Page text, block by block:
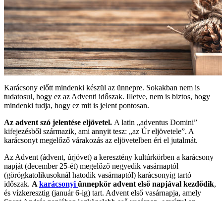
Karácsony előtt mindenki készül az ünnepre. Sokakban nem is
tudatosul, hogy ez az Adventi időszak. Illetve, nem is biztos, hogy
mindenki tudja, hogy ez mit is jelent pontosan.
Az advent szó jelentése eljövetel. A latin „adventus Domini”
kifejezésből származik, ami annyit tesz: „az Úr eljövetele”. A
karácsonyt megelőző várakozás az eljövetelben éri el jutalmát.
Az Advent (ádvent, úrjövet) a keresztény kultúrkörben a karácsony
napját (december 25-ét) megelőző negyedik vasárnaptól
(görögkatolikusoknál hatodik vasárnaptól) karácsonyig tartó
időszak. A karácsonyi ünnepkör advent első napjával kezdődik,
és vízkeresztig (január 6-ig) tart. Advent első vasárnapja, amely